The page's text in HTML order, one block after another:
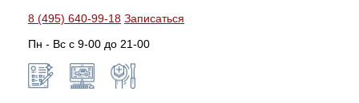
8 (495) 640-99-18 Записаться
Пн - Вс с 9-00 до 21-00